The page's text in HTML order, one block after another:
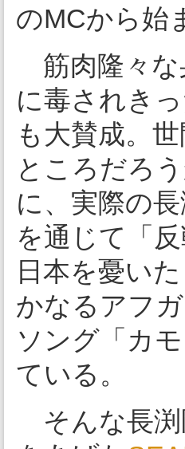
のMCから始
筋肉隆々な
に毒されき
も大賛成。
ところだろ
に、実際の
を通じて「
日本を憂い
かなるアフ
ソング「カ
ている。
そんな長渕